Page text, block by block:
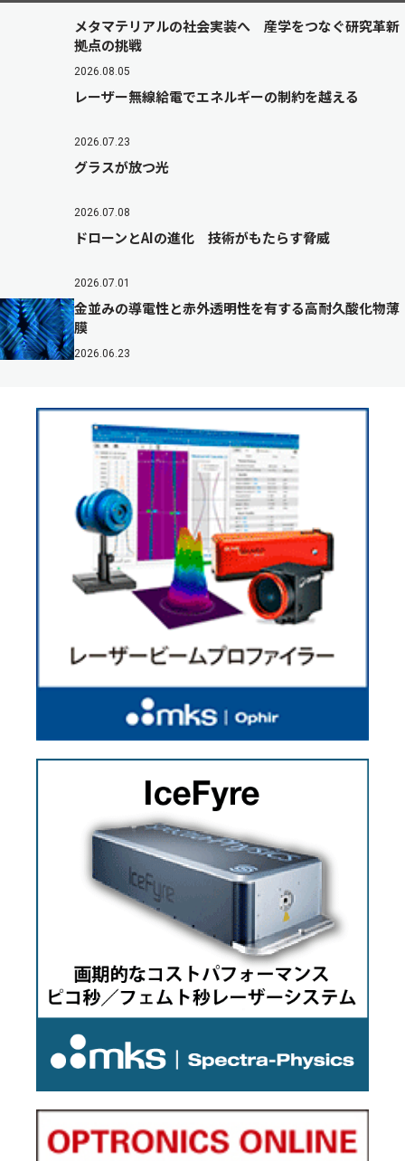
メタマテリアルの社会実装へ 産学をつなぐ研究革新
拠点の挑戦
2026.08.05
レーザー無線給電でエネルギーの制約を越える
2026.07.23
グラスが放つ光
2026.07.08
ドローンとAIの進化 技術がもたらす脅威
2026.07.01
金並みの導電性と赤外透明性を有する高耐久酸化物薄
膜
2026.06.23